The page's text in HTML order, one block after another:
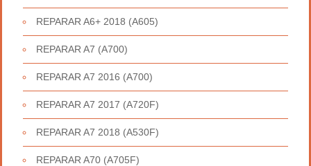
REPARAR A6+ 2018 (A605)
REPARAR A7 (A700)
REPARAR A7 2016 (A700)
REPARAR A7 2017 (A720F)
REPARAR A7 2018 (A530F)
REPARAR A70 (A705F)